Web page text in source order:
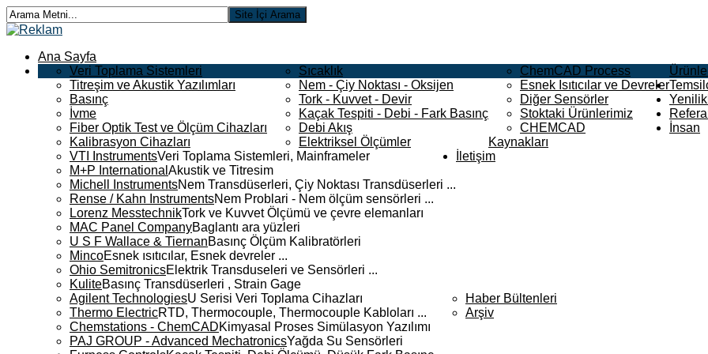
Ana Sayfa
Veri Toplama Sistemleri
Titreşim ve Akustik Yazılımları
Basınç
İvme
Fiber Optik Test ve Ölçüm Cihazları
Kalibrasyon Cihazları
Sıcaklık
Nem - Çiy Noktası - Oksijen
Tork - Kuvvet - Devir
Kaçak Tespiti - Debi - Fark Basınç
Debi Akış
Elektriksel Ölçümler
ChemCAD Process
Esnek Isıtıcılar ve Devreler
Diğer Sensörler
Stoktaki Ürünlerimiz
CHEMCAD
VTI InstrumentsVeri Toplama Sistemleri, Mainframeler
M+P International Akustik ve Titresim
Michell InstrumentsNem Transdüserleri, Çiy Noktası Transdüserleri ...
Rense / Kahn InstrumentsNem Problari - Nem ölçüm sensörleri ...
Lorenz MesstechnikTork ve Kuvvet Ölçümü ve çevre elemanları
MAC Panel CompanyBaglantı ara yüzleri
U S F Wallace & TiernanBasınç Ölçüm Kalibratörleri
MincoEsnek ısıtıcılar, Esnek devreler ...
Ohio SemitronicsElektrik Transduseleri ve Sensörleri ...
KuliteBasınç Transdüserleri , Strain Gage
Agilent TechnologiesU Serisi Veri Toplama Cihazları
Thermo ElectricRTD, Thermocouple, Thermocouple Kabloları ...
Chemstations - ChemCADKimyasal Proses Simülasyon Yazılımı
PAJ GROUP - Advanced MechatronicsYağda Su Sensörleri
Haber Bültenleri
Arşiv
İnsan
Kaynakları
İletişim